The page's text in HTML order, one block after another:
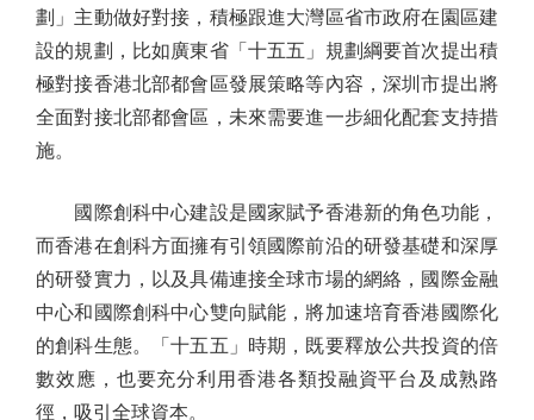
劃」主動做好對接，積極跟進大灣區省市政府在園區建
設的規劃，比如廣東省「十五五」規劃綱要首次提出積
極對接香港北部都會區發展策略等內容，深圳市提出將
全面對接北部都會區，未來需要進一步細化配套支持措
施。
國際創科中心建設是國家賦予香港新的角色功能，
而香港在創科方面擁有引領國際前沿的研發基礎和深厚
的研發實力，以及具備連接全球市場的網絡，國際金融
中心和國際創科中心雙向賦能，將加速培育香港國際化
的創科生態。「十五五」時期，既要釋放公共投資的倍
數效應，也要充分利用香港各類投融資平台及成熟路
徑，吸引全球資本。